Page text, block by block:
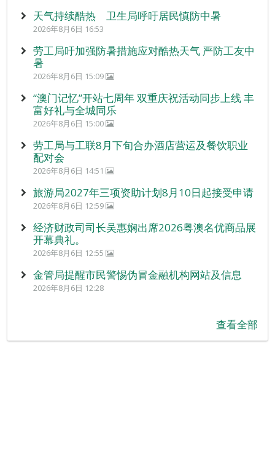
天气持续酷热 卫生局呼吁居民慎防中暑
2026年8月6日 16:53
劳工局吁加强防暑措施应对酷热天气 严防工友中
暑
2026年8月6日 15:09
“澳门记忆”开站七周年 双重庆祝活动同步上线 丰
富好礼与全城同乐
2026年8月6日 15:00
劳工局与工联8月下旬合办酒店营运及餐饮职业
配对会
2026年8月6日 14:51
旅游局2027年三项资助计划8月10日起接受申请
2026年8月6日 12:59
经济财政司司长吴惠娴出席2026粤澳名优商品展
开幕典礼。
2026年8月6日 12:55
金管局提醒市民警惕伪冒金融机构网站及信息
2026年8月6日 12:28
查看全部